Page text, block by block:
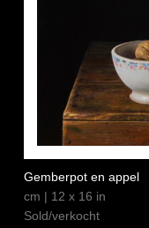
Gemberpot en appel
cm | 12 x 16 in
Sold/verkocht